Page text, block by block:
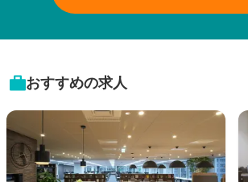
おすすめの求人